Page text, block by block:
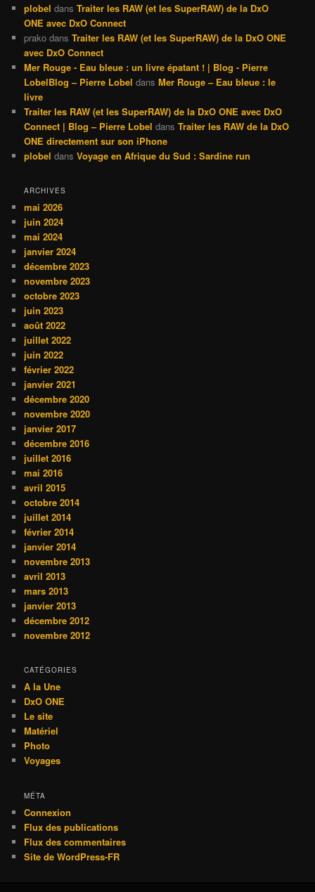
plobel dansTraiter les RAW (et les SuperRAW) de la DxO
ONE avec DxO Connect
prako dansTraiter les RAW (et les SuperRAW) de la DxO ONE
avec DxO Connect
Mer Rouge - Eau bleue : un livre épatant ! | Blog - Pierre
LobelBlog – Pierre Lobel dansMer Rouge – Eau bleue : le
livre
Traiter les RAW (et les SuperRAW) de la DxO ONE avec DxO
Connect | Blog – Pierre Lobel dansTraiter les RAW de la DxO
ONE directement sur son iPhone
plobel dansVoyage en Afrique du Sud : Sardine run
ARCHIVES
mai 2026
juin 2024
mai 2024
janvier 2024
décembre 2023
novembre 2023
octobre 2023
juin 2023
août 2022
juillet 2022
juin 2022
février 2022
janvier 2021
décembre 2020
novembre 2020
janvier 2017
décembre 2016
juillet 2016
mai 2016
avril 2015
octobre 2014
juillet 2014
février 2014
janvier 2014
novembre 2013
avril 2013
mars 2013
janvier 2013
décembre 2012
novembre 2012
CATÉGORIES
A la Une
DxO ONE
Le site
Matériel
Photo
Voyages
MÉTA
Connexion
Flux des publications
Flux des commentaires
Site de WordPress-FR